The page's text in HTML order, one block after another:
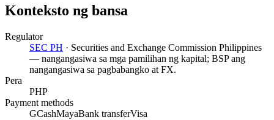
Konteksto ng bansa
Regulator
SEC PH · Securities and Exchange Commission Philippines
— nangangasiwa sa mga pamilihan ng kapital; BSP ang
nangangasiwa sa pagbabangko at FX.
Pera
PHP
Payment methods
GCashMayaBank transferVisa